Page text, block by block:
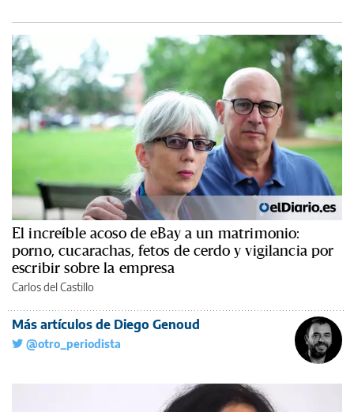
El increíble acoso de eBay a un matrimonio:
porno, cucarachas, fetos de cerdo y vigilancia por
escribir sobre la empresa
Carlos del Castillo
Más artículos de Diego Genoud
@otro_periodista